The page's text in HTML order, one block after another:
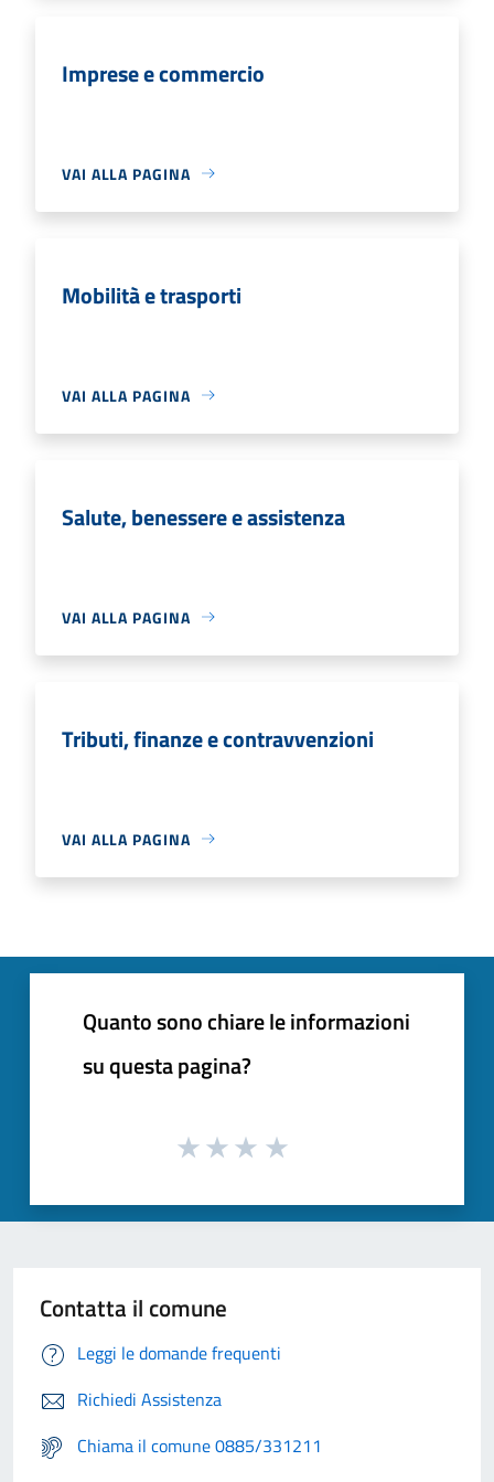
Imprese e commercio
VAI ALLA PAGINA
Mobilità e trasporti
VAI ALLA PAGINA
Salute, benessere e assistenza
VAI ALLA PAGINA
Tributi, finanze e contravvenzioni
VAI ALLA PAGINA
Quanto sono chiare le informazioni
su questa pagina?
Contatta il comune
Leggi le domande frequenti
Richiedi Assistenza
Chiama il comune 0885/331211